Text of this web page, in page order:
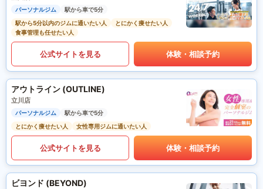
パーソナルジム
駅から車で5分
駅から5分以内のジムに通いたい人
とにかく痩せたい人
食事管理も任せたい人
公式サイトを見る 体験・相談予約
アウトライン (OUTLINE)
立川店
パーソナルジム
駅から車で5分
とにかく痩せたい人
女性専用ジムに通いたい人
公式サイトを見る 体験・相談予約
ビヨンド (BEYOND)